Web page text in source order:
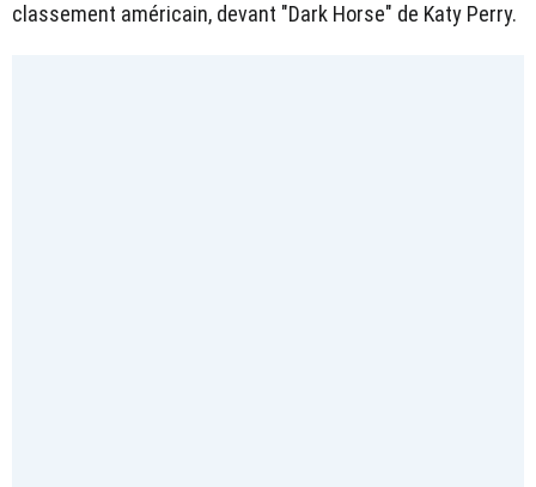
classement américain, devant "Dark Horse" de Katy Perry.